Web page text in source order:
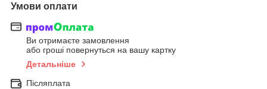
Умови оплати
Ви отримаєте замовлення
або гроші повернуться на вашу картку
Детальніше
Післяплата